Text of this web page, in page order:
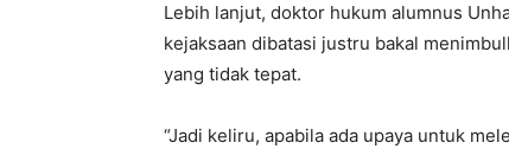
Lebih lanjut, doktor hukum alumnus
kejaksaan dibatasi justru bakal
yang tidak tepat.
“Jadi keliru, apabila ada upaya untuk